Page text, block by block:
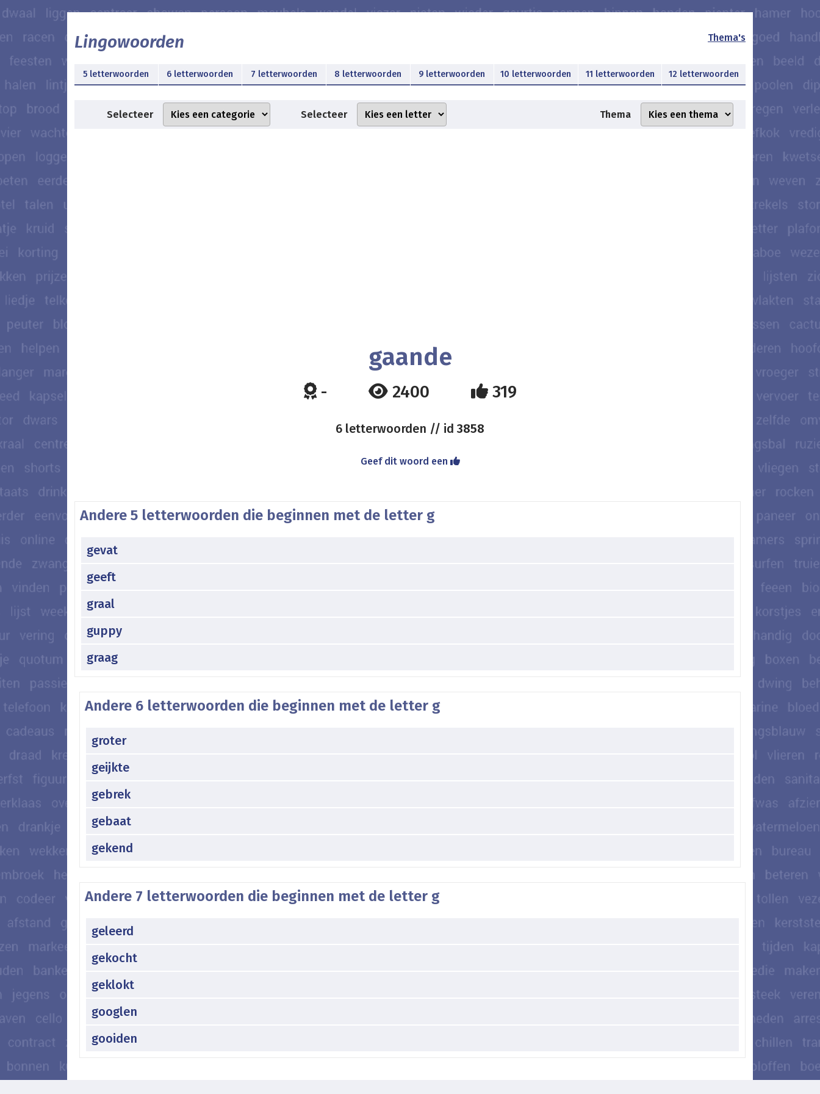
Lingowoorden Thema's
5 letterwoorden 6 letterwoorden 7 letterwoorden 8 letterwoorden 9 letterwoorden 10 letterwoorden 11 letterwoorden 12 letterwoorden
Selecteer Selecteer Thema
gaande
- 2400 319
6 letterwoorden // id 3858
Geef dit woord een
Andere 5 letterwoorden die beginnen met de letter g
gevat
geeft
graal
guppy
graag
Andere 6 letterwoorden die beginnen met de letter g
groter
geijkte
gebrek
gebaat
gekend
Andere 7 letterwoorden die beginnen met de letter g
geleerd
gekocht
geklokt
googlen
gooiden